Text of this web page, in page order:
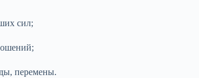
сил;
перемены.